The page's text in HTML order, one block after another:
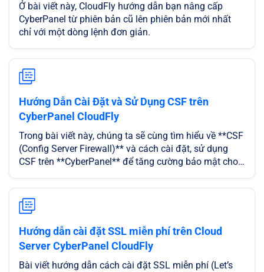
Ở bài viết này, CloudFly hướng dẫn bạn nâng cấp
CyberPanel từ phiên bản cũ lên phiên bản mới nhất
chỉ với một dòng lệnh đơn giản.
Hướng Dẫn Cài Đặt và Sử Dụng CSF trên
CyberPanel CloudFly
Trong bài viết này, chúng ta sẽ cùng tìm hiểu về **CSF
(Config Server Firewall)** và cách cài đặt, sử dụng
CSF trên **CyberPanel** để tăng cường bảo mật cho
Hướng dẫn cài đặt SSL miễn phí trên Cloud
Server CyberPanel CloudFly
Bài viết hướng dẫn cách cài đặt SSL miễn phí (Let’s